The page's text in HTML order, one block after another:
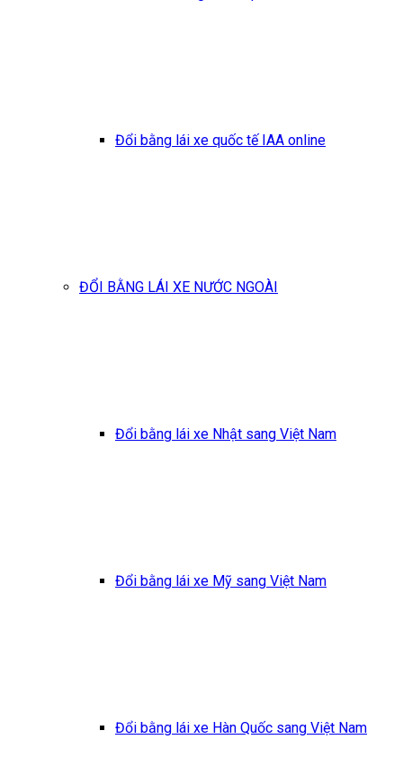
Đổi bằng lái xe quốc tế IAA online
ĐỔI BẰNG LÁI XE NƯỚC NGOÀI
Đổi bằng lái xe Nhật sang Việt Nam
Đổi bằng lái xe Mỹ sang Việt Nam
Đổi bằng lái xe Hàn Quốc sang Việt Nam